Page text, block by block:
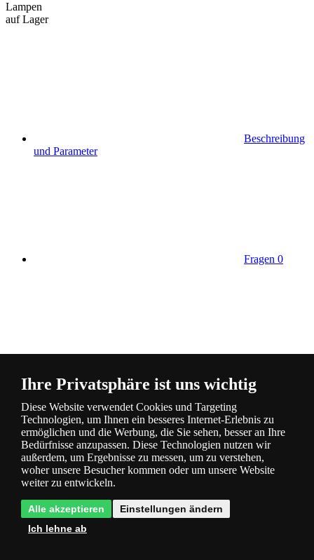
Lampen
auf Lager
Beschreibung
und Parameter
Fragen 0
Kategorie
Produktbeschreibung
Ihre Privatsphäre ist uns wichtig
Diese Website verwendet Cookies und Targeting
Technologien, um Ihnen ein besseres Internet-Erlebnis zu
ermöglichen und die Werbung, die Sie sehen, besser an Ihre
Bedürfnisse anzupassen. Diese Technologien nutzen wir
außerdem, um Ergebnisse zu messen, um zu verstehen,
woher unsere Besucher kommen oder um unsere Website
weiter zu entwickeln.
Alle akzeptieren
Einstellungen ändern
Ich lehne ab